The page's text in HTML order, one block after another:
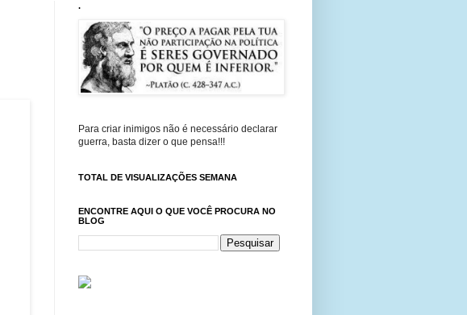
.
Para criar inimigos não é necessário declarar
guerra, basta dizer o que pensa!!!
TOTAL DE VISUALIZAÇÕES SEMANA
ENCONTRE AQUI O QUE VOCÊ PROCURA NO
BLOG